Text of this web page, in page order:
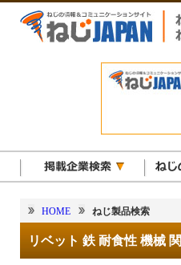
HOME ねじ製品検索
リベット 鉄 耐食性 機械